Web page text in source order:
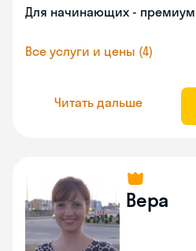
Для начинающих - премиум
Все услуги и цены (4)
Читать дальше
Вера